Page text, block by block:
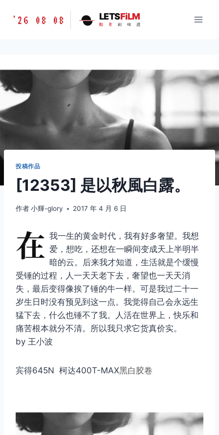
胶
道
'26 08 08 LETSFiLM
胶 片 的 味 道
投稿作品
[12353] 是以秋風白露。
作者小輝-glory 2017 年 4 月 6 日
在 我一生的黄金时代，我有好多奢望。我想
爱，想吃，还想在一瞬间变成天上半明半
暗的云。后来我才知道，生活就是个缓慢
受锤的过程，人一天天老下去，奢望也一天天消
失，最后变得像挨了锤的牛一样。可是我过二十一
岁生日时没有预见到这一点。我觉得自己会永远生
猛下去，什么也锤不了我。人活在世界上，快乐和
痛苦根本就分不清。所以我只求它货真价实。
by 王小波
宾得645N 柯达400T-MAX黑白 胶卷